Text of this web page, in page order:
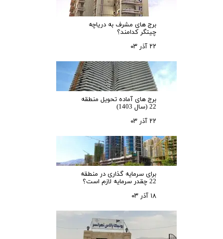
برج های مشرف به دریاچه
چیتگر کدامند؟
۲۲ آذر ۰۳
برج های آماده تحویل منطقه
22 (سال 1403)
۲۲ آذر ۰۳
برای سرمایه‌ گذاری در منطقه
22 چقدر سرمایه لازم است؟
۱۸ آذر ۰۳